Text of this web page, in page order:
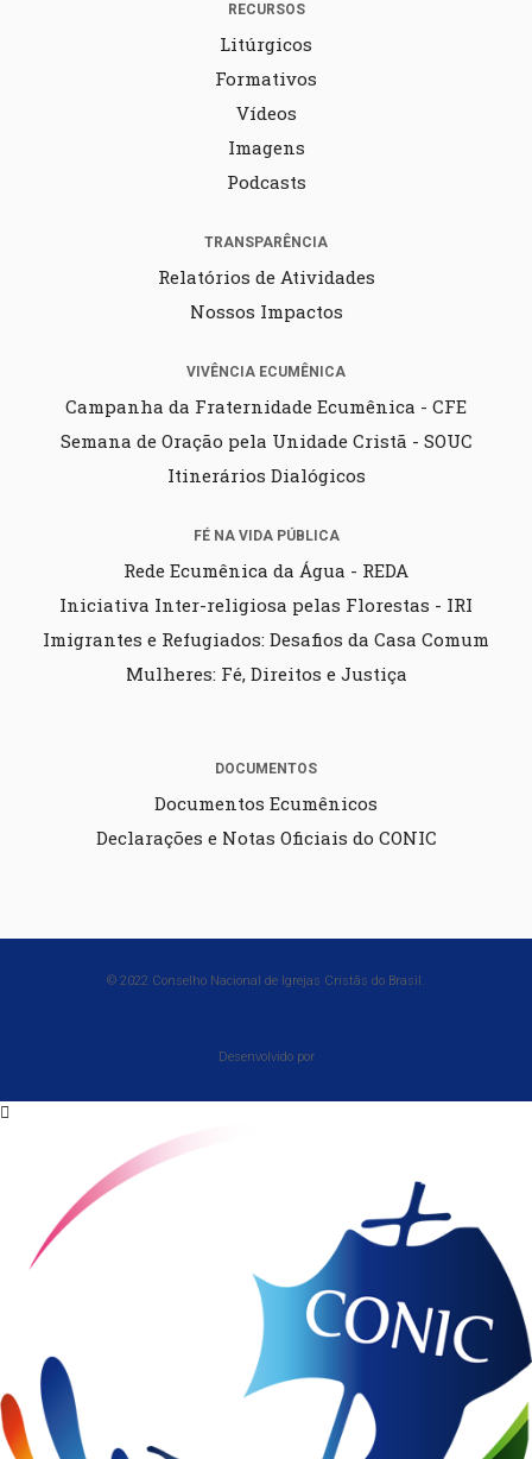
RECURSOS
Litúrgicos
Formativos
Vídeos
Imagens
Podcasts
TRANSPARÊNCIA
Relatórios de Atividades
Nossos Impactos
VIVÊNCIA ECUMÊNICA
Campanha da Fraternidade Ecumênica - CFE
Semana de Oração pela Unidade Cristã - SOUC
Itinerários Dialógicos
FÉ NA VIDA PÚBLICA
Rede Ecumênica da Água - REDA
Iniciativa Inter-religiosa pelas Florestas - IRI
Imigrantes e Refugiados: Desafios da Casa Comum
Mulheres: Fé, Direitos e Justiça
DOCUMENTOS
Documentos Ecumênicos
Declarações e Notas Oficiais do CONIC
© 2022 Conselho Nacional de Igrejas Cristãs do Brasil.
Desenvolvido por